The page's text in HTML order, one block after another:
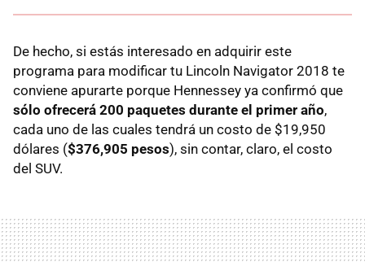
De hecho, si estás interesado en adquirir este
programa para modificar tu Lincoln Navigator 2018 te
conviene apurarte porque Hennessey ya confirmó que
sólo ofrecerá 200 paquetes durante el primer año,
cada uno de las cuales tendrá un costo de $19,950
dólares ($376,905 pesos), sin contar, claro, el costo
del SUV.